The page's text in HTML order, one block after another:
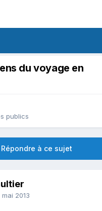
du voyage en
publics
Répondre à ce sujet
mai 2013